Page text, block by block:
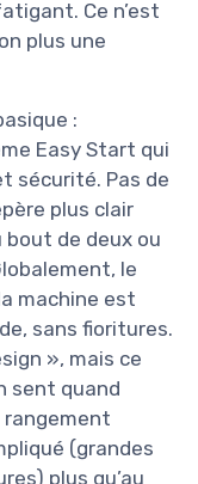
place, mais
: la prise
de
une bonne
le poids
pas d’auto-
la
pas trop
de force, ça
mais
de santé.
: